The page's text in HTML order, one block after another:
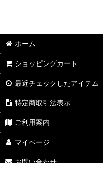
ホーム
ショッピングカート
最近チェックしたアイテム
特定商取引法表示
ご利用案内
マイページ
お問い合わせ